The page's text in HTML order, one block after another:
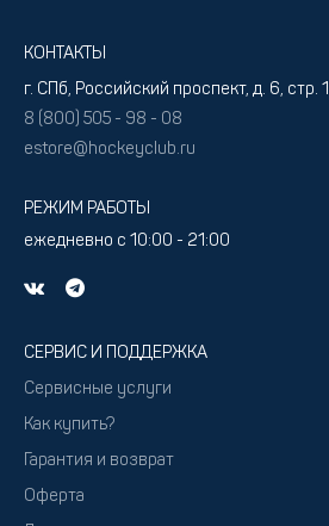
КОНТАКТЫ
г. СПб, Российский проспект, д. 6, стр. 1
8 (800) 505 - 98 - 08
estore@hockeyclub.ru
РЕЖИМ РАБОТЫ
ежедневно с 10:00 - 21:00
СЕРВИС И ПОДДЕРЖКА
Сервисные услуги
Как купить?
Гарантия и возврат
Оферта